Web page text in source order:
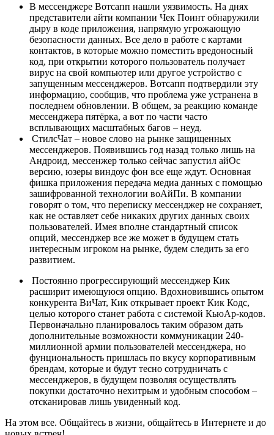
В мессенджере Вотсапп нашли уязвимость. На днях
представители айти компании Чек Поинт обнаружили
дыру в коде приложения, напрямую угрожающую
безопасности данных. Все дело в работе с картами
контактов, в которые можно поместить вредоносный
код, при открытии которого пользователь получает
вирус на свой компьютер или другое устройство с
запущенным мессенджеров. Вотсапп подтвердили эту
информацию, сообщив, что проблема уже устранена в
последнем обновлении. В общем, за реакцию команде
мессенджера пятёрка, а вот по части часто
всплывающих масштабных багов – неуд.
СтилсЧат – новое слово на рынке защищенных
мессенджеров. Появившись год назад только лишь на
Андроид, мессенжер только сейчас запустил айОс
версию, юзеры виндоус фон все еще ждут. Основная
фишка приложения передача медиа данных с помощью
зашифрованной технологии воАйПи. В компании
говорят о том, что переписку мессенджер не сохраняет,
как не оставляет себе никаких других данных своих
пользователей. Имея вполне стандартный список
опций, мессенджер все же может в будущем стать
интересным игроком на рынке, будем следить за его
развитием.
Постоянно прогрессирующий мессенджер Кик
расширит имеющуюся опцию. Вдохновившись опытом
конкурента ВиЧат, Кик открывает проект Кик Кодс,
целью которого станет работа с системой КьюАр-кодов.
Первоначально планировалось таким образом дать
дополнительные возможности коммуникации 240-
миллионной армии пользователей мессенджера, но
фунциональность пришлась по вкусу корпоративным
брендам, которые и будут тесно сотрудничать с
мессенджеров, в будущем позволяя осуществлять
покупки достаточно нехитрым и удобным способом –
отсканировав лишь увиденный код.
На этом все. Общайтесь в жизни, общайтесь в Интернете и до